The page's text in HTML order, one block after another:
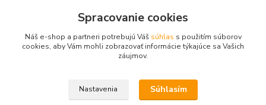
+421 908 775 701
info@kantorstav.sk
Spracovanie cookies
Náš e-shop a partneri potrebujú Váš súhlas s použitím súborov
cookies, aby Vám mohli zobrazovať informácie týkajúce sa Vašich
záujmov.
Nastavenia Súhlasím